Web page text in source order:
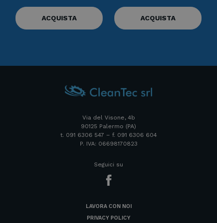
ACQUISTA ACQUISTA
Via del Visone, 4b
90125 Palermo (PA)
t. 091 6306 547 – f. 091 6306 604
P. IVA: 06698170823
Seguici su
LAVORA CON NOI
PRIVACY POLICY